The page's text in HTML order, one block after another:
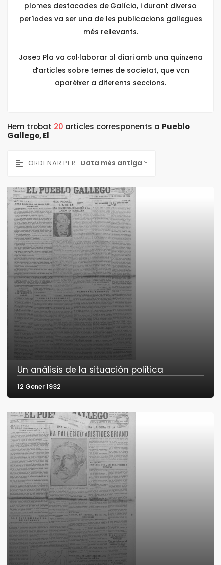
plomes destacades de Galícia, i durant diverso
períodes va ser una de les publicacions gallegues
més rellevants.
Josep Pla va col·laborar al diari amb una quinzena
d’articles sobre temes de societat, que van
aparèixer a diferents seccions.
Hem trobat 20 articles corresponents a Pueblo
Gallego, El
ORDENAR PER: Data més antiga
Un análisis de la situación política
12 Gener 1932